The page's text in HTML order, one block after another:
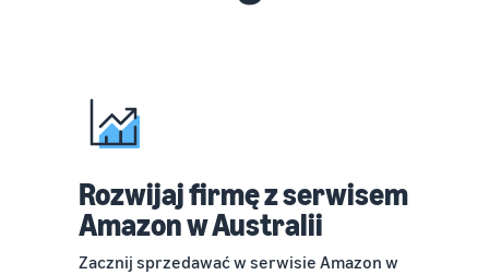
Rozwijaj firmę z serwisem
Amazon w Australii
Zacznij sprzedawać w serwisie Amazon w